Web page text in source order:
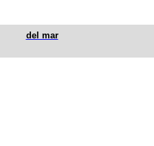
del mar